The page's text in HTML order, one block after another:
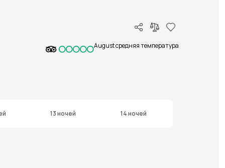
August средняя температура
13 ночей 14 ночей